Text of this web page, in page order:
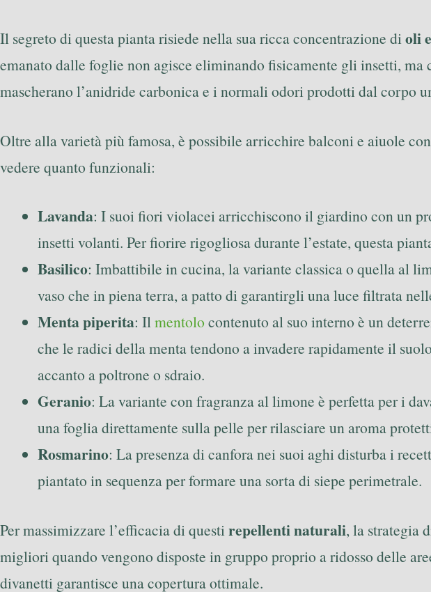
Il segreto di questa pianta risiede nella sua ricca concentrazione dioli
emanato dalle foglie non agisce eliminando fisicamente gli insetti, ma
mascherano l’anidride carbonica e i normali odori prodotti dal
Oltre alla varietà più famosa, è possibile arricchire balconi e aiuole
vedere quanto funzionali:
Lavanda: I suoi fiori violacei arricchiscono il giardino con un
insetti volanti. Per fiorire rigogliosa durante l’estate, questa
Basilico: Imbattibile in cucina, la variante classica o quella al
vaso che in piena terra, a patto di garantirgli una luce filtrata
Menta piperita: Ilmentolo contenuto al suo interno è un
che le radici della menta tendono a invadere rapidamente il
accanto a poltrone o sdraio.
Geranio: La variante con fragranza al limone è perfetta per i
una foglia direttamente sulla pelle per rilasciare un aroma
Rosmarino: La presenza di canfora nei suoi aghi disturba i
piantato in sequenza per formare una sorta di siepe perimetrale.
Per massimizzare l’efficacia di questi repellenti naturali, la strategia
migliori quando vengono disposte in gruppo proprio a ridosso delle
divanetti garantisce una copertura ottimale.